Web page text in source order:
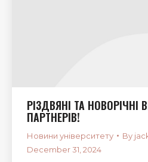
РІЗДВЯНІ ТА НОВОРІЧНІ
ПАРТНЕРІВ!
Новини університету By
December 31, 2024